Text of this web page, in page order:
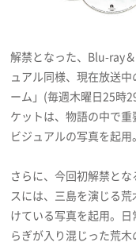
解禁となった、Blu-ray
ュアル同様、現在放送
ーム」(毎週木曜日25時
ケットは、物語の中で
ビジュアルの写真を起用。
さらに、今回初解禁と
スには、三島を演じる
けている写真を起用。
らぎが入り混じった荒